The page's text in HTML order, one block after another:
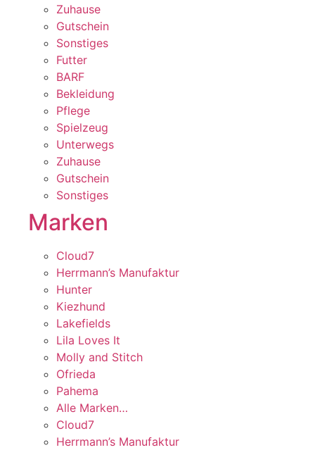
Zuhause
Gutschein
Sonstiges
Futter
BARF
Bekleidung
Pflege
Spielzeug
Unterwegs
Zuhause
Gutschein
Sonstiges
Marken
Cloud7
Herrmann’s Manufaktur
Hunter
Kiezhund
Lakefields
Lila Loves It
Molly and Stitch
Ofrieda
Pahema
Alle Marken…
Cloud7
Herrmann’s Manufaktur